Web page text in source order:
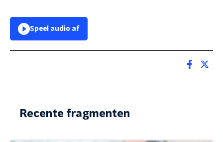
Speel audio af
Recente fragmenten